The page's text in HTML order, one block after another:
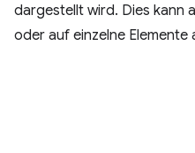
dargestellt wird. Dies kann
oder auf einzelne